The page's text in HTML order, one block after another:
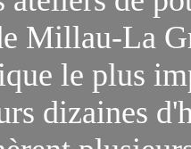
Millau-La
le plus
dizaines